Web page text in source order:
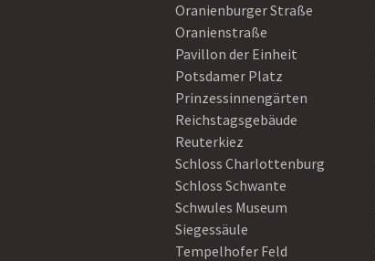
Oranienburger Straße
Oranienstraße
Pavillon der Einheit
Potsdamer Platz
Prinzessinnengärten
Reichstagsgebäude
Reuterkiez
Schloss Charlottenburg
Schloss Schwante
Schwules Museum
Siegessäule
Tempelhofer Feld